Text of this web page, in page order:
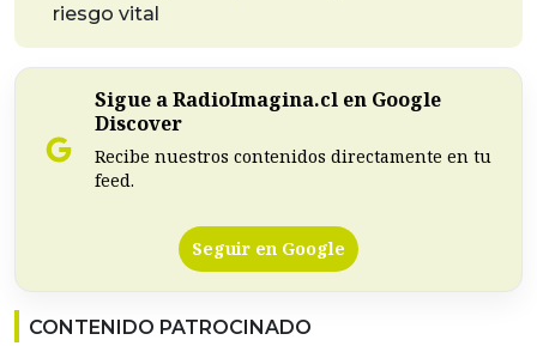
riesgo vital
Sigue a RadioImagina.cl en Google
Discover
Recibe nuestros contenidos directamente en tu
feed.
Seguir en Google
CONTENIDO PATROCINADO